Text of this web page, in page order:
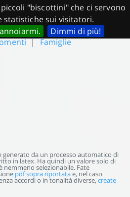
"biscottini" che ci servono
statistiche sui visitatori.
Dimmi di più!
| Famiglie
da un processo automatico di
in latex. Ha quindi un valore solo di
nemmeno selezionabile. Fate
pdf sopra riportatae, nel caso
accordi o in tonalità diverse, create